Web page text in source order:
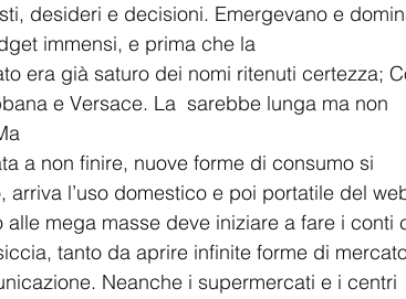
desideri e decisioni. Emergevano e
immensi, e prima che la
era già saturo dei nomi ritenuti certezza;
e Versace. La  sarebbe lunga ma non
a non finire, nuove forme di consumo si
l’uso domestico e poi portatile del
mega masse deve iniziare a fare i conti
tanto da aprire infinite forme di
Neanche i supermercati e i centri